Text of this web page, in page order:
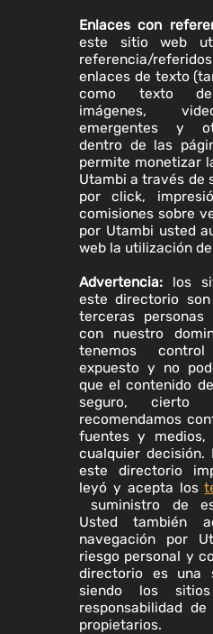
Enlaces con
este sitio web
referencia/
enlaces de texto
como texto de
imágenes,
emergentes y
dentro de las
permite monetizar
Utambi a través de
por click,
comisiones sobre
por Utambi usted
web la utilización
Advertencia: los
este directorio
terceras personas
con nuestro
tenemos
expuesto y no
que el contenido
seguro,
recomendamos
fuentes y
cualquier decisión.
este directorio
leyó y acepta los
suministro de
Usted también
navegación por
riesgo personal y
directorio es una
siendo los
responsabilidad
propietarios.